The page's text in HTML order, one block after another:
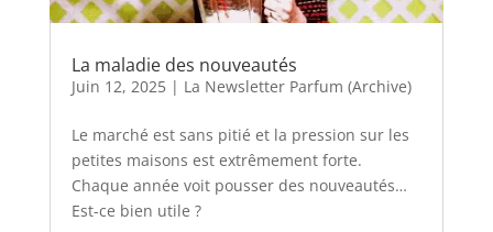
La maladie des nouveautés
Juin 12, 2025| La Newsletter Parfum (Archive)
Le marché est sans pitié et la pression sur les
petites maisons est extrêmement forte.
Chaque année voit pousser des nouveautés…
Est-ce bien utile ?